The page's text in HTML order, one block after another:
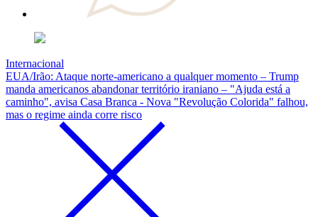
Internacional
EUA/Irão: Ataque norte-americano a qualquer momento – Trump
manda americanos abandonar território iraniano – "Ajuda está a
caminho", avisa Casa Branca - Nova "Revolução Colorida" falhou,
mas o regime ainda corre risco